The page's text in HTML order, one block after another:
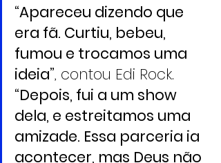
“Apareceu dizendo que
era fã. Curtiu, bebeu,
fumou e trocamos uma
ideia”, contou Edi Rock.
“Depois, fui a um show
dela, e estreitamos uma
amizade. Essa parceria ia
acontecer, mas Deus não